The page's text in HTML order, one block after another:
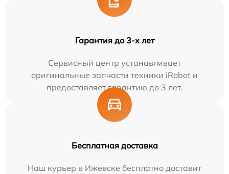
Гарантия до 3-х лет
Сервисный центр устанавливает
оригинальные запчасти техники iRobot и
предоставляет гарантию до 3 лет.
Бесплатная доставка
Наш курьер в Ижевске бесплатно доставит